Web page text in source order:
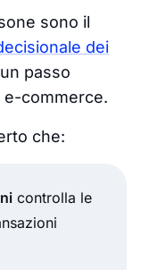
sono il
dei
passo
e-commerce.
che:
controlla le